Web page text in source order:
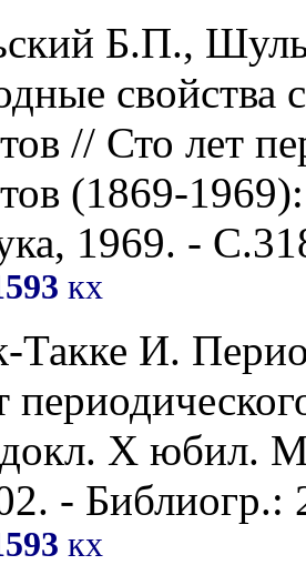
Б.П.,
свойства
// Сто лет
(1869-
1969. -
кх
Такке И.
Х юбил.
- Библиогр.:
кх